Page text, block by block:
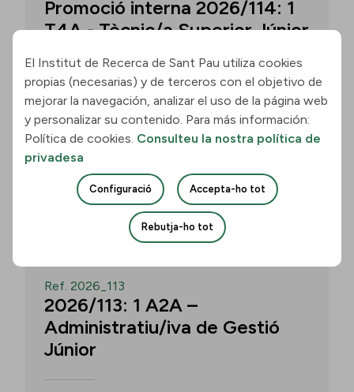
Promoció interna 2026/114: 1
T4A - Tècnic/a Superior Júnior
Convocatòria per a un/a T4A - Tècnic/a
Superior Júnior al grup Neurobiologia de
les Demències - Multilingual Aphasia &
Dementia Research Lab. Termini: 11
d’agost de 2026, 15.00 h.
Uneix-te
Ref. 2026_113
2026/113: 1 A2A –
Administratiu/iva de Gestió
Júnior
El Institut de Recerca de Sant Pau utiliza cookies
propias (necesarias) y de terceros con el objetivo de
mejorar la navegación, analizar el uso de la página web
y personalizar su contenido. Para más información:
Política de cookies. Consulteu la nostra política de
privadesa
Configuració Accepta-ho tot
Rebutja-ho tot